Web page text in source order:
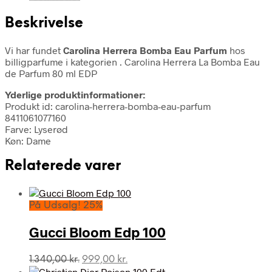
Beskrivelse
Vi har fundet Carolina Herrera Bomba Eau Parfum hos
billigparfume i kategorien . Carolina Herrera La Bomba Eau
de Parfum 80 ml EDP
Yderlige produktinformationer:
Produkt id: carolina-herrera-bomba-eau-parfum
8411061077160
Farve: Lyserød
Køn: Dame
Relaterede varer
På Udsalg! 25%
Gucci Bloom Edp 100
1.340,00kr. Den
oprindelige
999,00 kr.
aktuelle